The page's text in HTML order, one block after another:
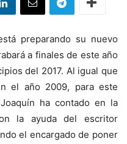
preparando su nuevo
a finales de este año
del 2017. Al igual que
el año 2009, para este
ha contado en la
la ayuda del escritor
el encargado de poner